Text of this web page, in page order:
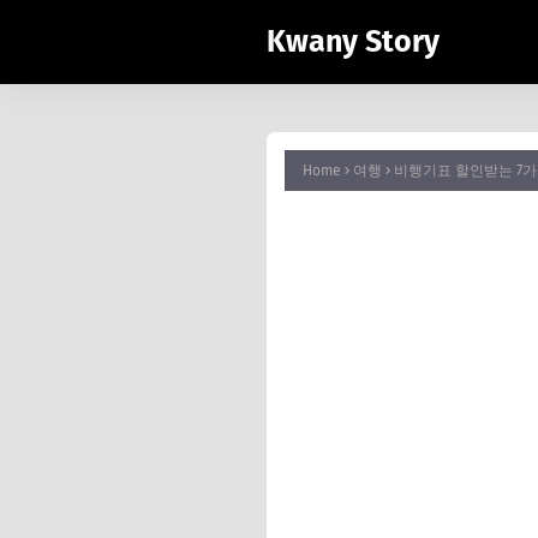
Kwany Story
Home 여행 비행기표 할인받는 7